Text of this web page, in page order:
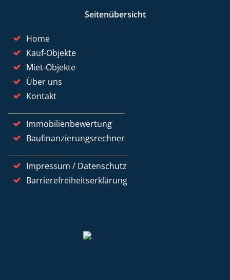
Seitenübersicht
Home
Kauf-Objekte
Miet-Objekte
Über uns
Kontakt
Immobilienbewertung
Baufinanzierungsrechner
Impressum / Datenschutz
Barrierefreiheitserklärung